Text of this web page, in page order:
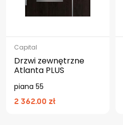
Capital
Drzwi zewnętrzne
Atlanta PLUS
piana 55
2 362.00 zł